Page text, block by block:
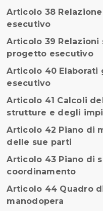
Articolo 38
esecutivo
Articolo 39
progetto esecutivo
Articolo 40
esecutivo
Articolo 41 Calcoli
strutture e degli
Articolo 42 Piano di
delle sue parti
Articolo 43 Piano di
coordinamento
Articolo 44 Quadro
manodopera